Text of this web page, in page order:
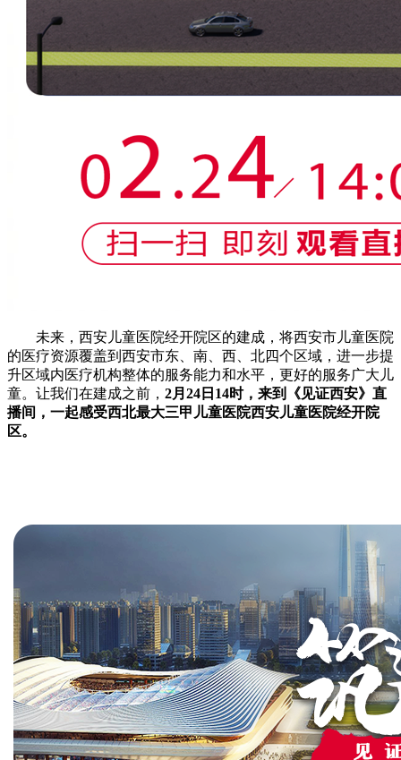
未来，西安儿童医院经开院区的建成，将西安市儿童医院
的医疗资源覆盖到西安市东、南、西、北四个区域，进一步提
升区域内医疗机构整体的服务能力和水平，更好的服务广大儿
童。让我们在建成之前， 2月24日14时，来到《见证西安》直
播间，一起感受西北最大三甲儿童医院西安儿童医院经开院
区。